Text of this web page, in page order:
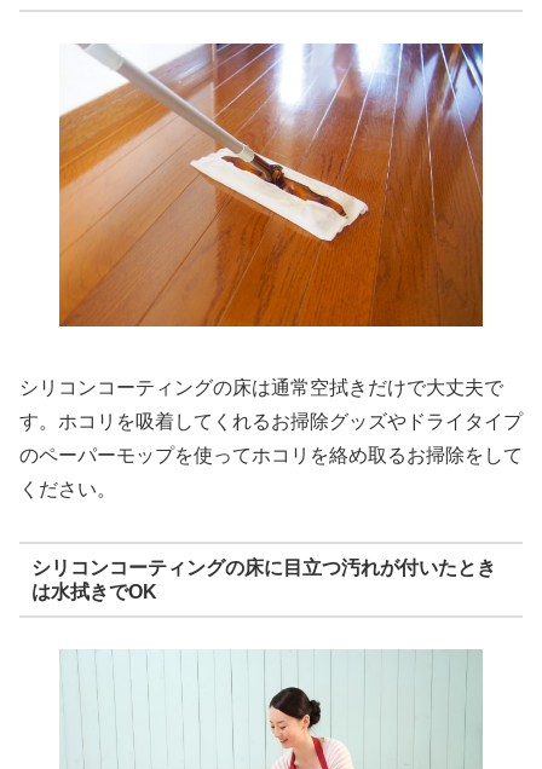
シリコンコーティングの床は通常空拭きだけで大丈夫で
す。ホコリを吸着してくれるお掃除グッズやドライタイプ
のペーパーモップを使ってホコリを絡め取るお掃除をして
ください。
シリコンコーティングの床に目立つ汚れが付いたとき
は水拭きでOK